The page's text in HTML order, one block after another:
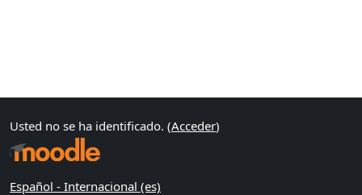
Usted no se ha identificado. (Acceder)
Español - Internacional ‎(es)‎